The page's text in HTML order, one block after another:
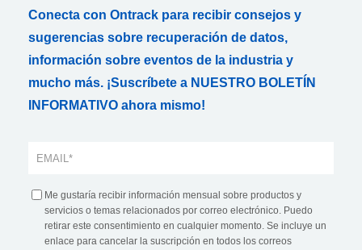
Conecta con Ontrack para recibir consejos y
sugerencias sobre recuperación de datos,
información sobre eventos de la industria y
mucho más. ¡Suscríbete a NUESTRO BOLETÍN
INFORMATIVO ahora mismo!
Me gustaría recibir información mensual sobre productos y
servicios o temas relacionados por correo electrónico. Puedo
retirar este consentimiento en cualquier momento. Se incluye un
enlace para cancelar la suscripción en todos los correos